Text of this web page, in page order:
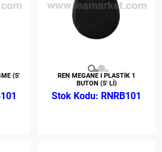
(5'
REN MEGANE I PLASTİK 1
BUTON (5' Lİ)
RNRB101